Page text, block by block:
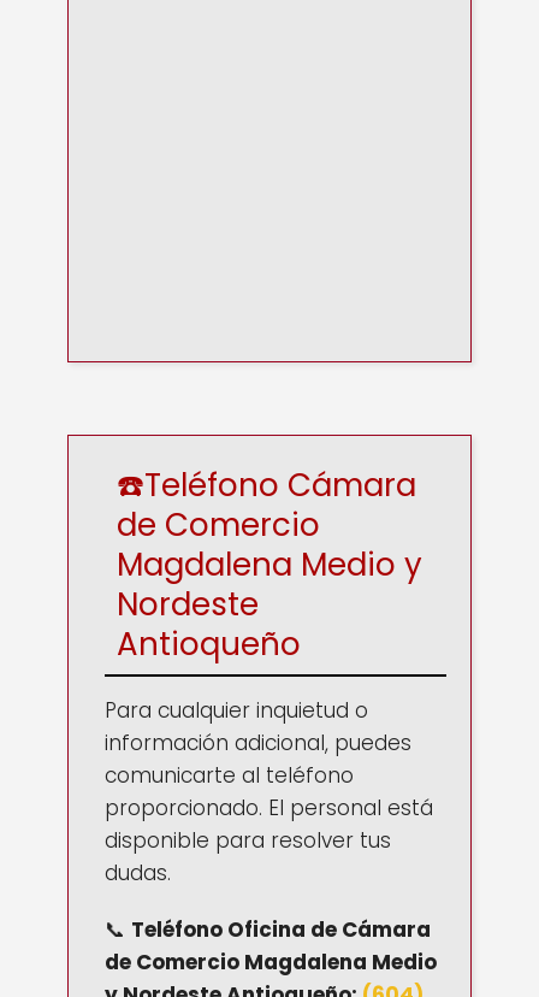
☎️Teléfono Cámara
de Comercio
Magdalena Medio y
Nordeste
Antioqueño
Para cualquier inquietud o
información adicional, puedes
comunicarte al teléfono
proporcionado. El personal está
disponible para resolver tus
dudas.
📞 Teléfono Oficina de Cámara
de Comercio Magdalena Medio